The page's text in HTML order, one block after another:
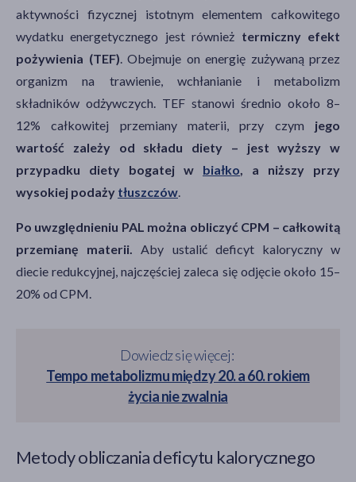
aktywności fizycznej istotnym elementem całkowitego
wydatku energetycznego jest również termiczny efekt
pożywienia (TEF). Obejmuje on energię zużywaną przez
organizm na trawienie, wchłanianie i metabolizm
składników odżywczych. TEF stanowi średnio około 8–
12% całkowitej przemiany materii, przy czym jego
wartość zależy od składu diety – jest wyższy w
przypadku diety bogatej w białko, a niższy przy
wysokiej podaży tłuszczów.
Po uwzględnieniu PAL można obliczyć CPM – całkowitą
przemianę materii. Aby ustalić deficyt kaloryczny w
diecie redukcyjnej, najczęściej zaleca się odjęcie około 15–
20% od CPM.
Dowiedz się więcej:
Tempo metabolizmu między 20. a 60. rokiem
życia nie zwalnia
Metody obliczania deficytu kalorycznego